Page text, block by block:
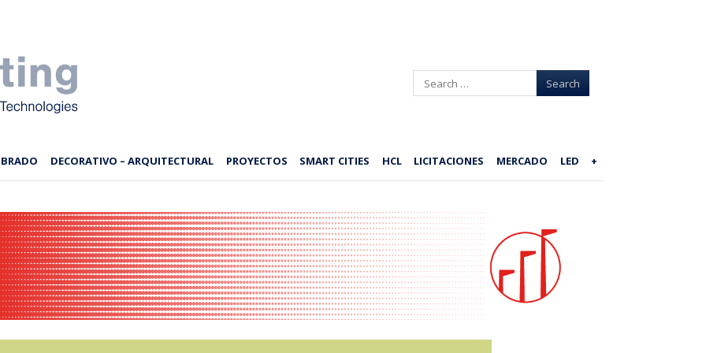
Search
DECORATIVO – ARQUITECTURAL PROYECTOS SMART CITIES HCL LICITACIONES MERCADO LED +